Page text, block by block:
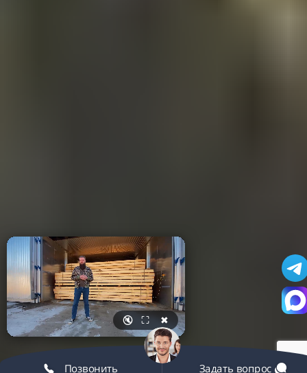
🔇 ⛶ ✖
Позвонить Задать вопрос